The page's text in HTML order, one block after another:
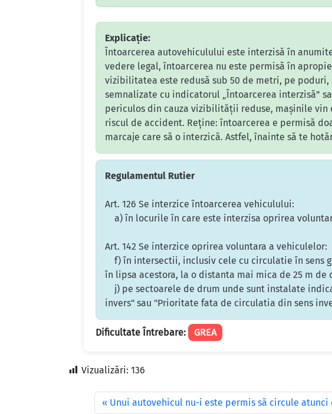
Explicație:
Întoarcerea autovehiculului este interzisă în
vedere legal, întoarcerea nu este permisă în
vizibilitatea este redusă sub 50 de metri, pe
semnalizate cu indicatorul „Întoarcerea interzisă”
periculos din cauza vizibilității reduse, mașinile
riscul de accident. Reține: întoarcerea e permisă
marcaje care să o interzică. Astfel, înainte să te
Regulamentul Rutier
Art. 126 Se interzice întoarcerea vehiculului:
a) în locurile în care este interzisa oprirea
Art. 142 Se interzice oprirea voluntara a vehiculelor:
f) în intersectii, inclusiv cele cu circulatie în sens
în lipsa acestora, la o distanta mai mica de 25 m
j) pe sectoarele de drum unde sunt instalate
invers" sau "Prioritate fata de circulatia din sens
Dificultate Întrebare: GREA
Vizualizări: 136
Unui autovehicul nu-i este permis să circule atunci